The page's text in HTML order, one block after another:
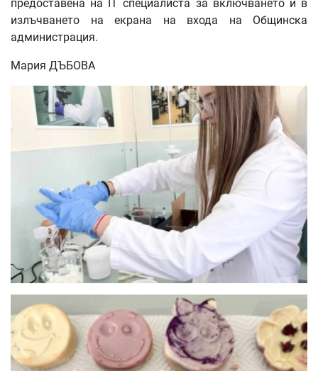
предоставена на IT специалиста за включването ѝ в
излъчването на екрана на входа на Общинска
администрация.
Мария ДЪБОВА